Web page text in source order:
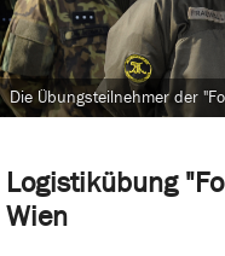
Logistikübung
Wien
Die Übungsteilnehmer der